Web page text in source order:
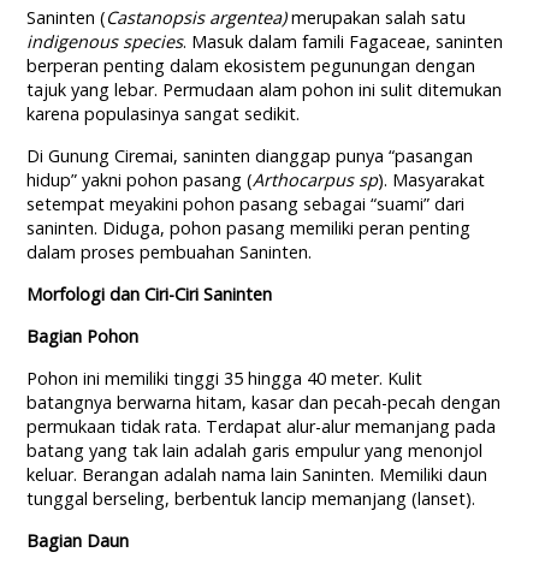
Saninten (Castanopsis argentea)merupakan salah satu
indigenous species. Masuk dalam famili Fagaceae, saninten
berperan penting dalam ekosistem pegunungan dengan
tajuk yang lebar. Permudaan alam pohon ini sulit ditemukan
karena populasinya sangat sedikit.
Di Gunung Ciremai, saninten dianggap punya “pasangan
hidup” yakni pohon pasang (Arthocarpus sp). Masyarakat
setempat meyakini pohon pasang sebagai “suami” dari
saninten. Diduga, pohon pasang memiliki peran penting
dalam proses pembuahan Saninten.
Morfologi dan Ciri-Ciri Saninten
Bagian Pohon
Pohon ini memiliki tinggi 35 hingga 40 meter. Kulit
batangnya berwarna hitam, kasar dan pecah-pecah dengan
permukaan tidak rata. Terdapat alur-alur memanjang pada
batang yang tak lain adalah garis empulur yang menonjol
keluar. Berangan adalah nama lain Saninten. Memiliki daun
tunggal berseling, berbentuk lancip memanjang (lanset).
Bagian Daun